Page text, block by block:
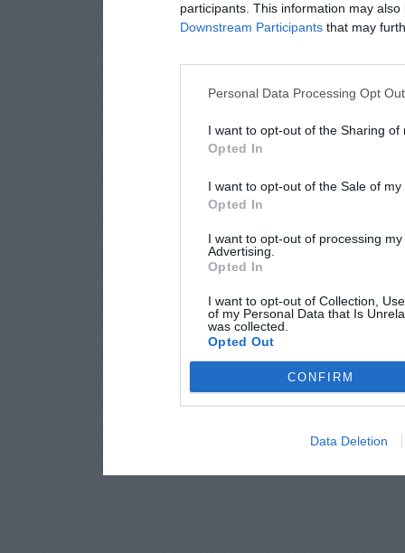
participants. This information may
Downstream Participants that may
Personal Data Processing Opt
I want to opt-out of the Sharing of
Opted In
I want to opt-out of the Sale of
Opted In
I want to opt-out of processing
Advertising.
Opted In
I want to opt-out of Collection,
of my Personal Data that Is
was collected.
Opted Out
CONFIRM
Data Deletion